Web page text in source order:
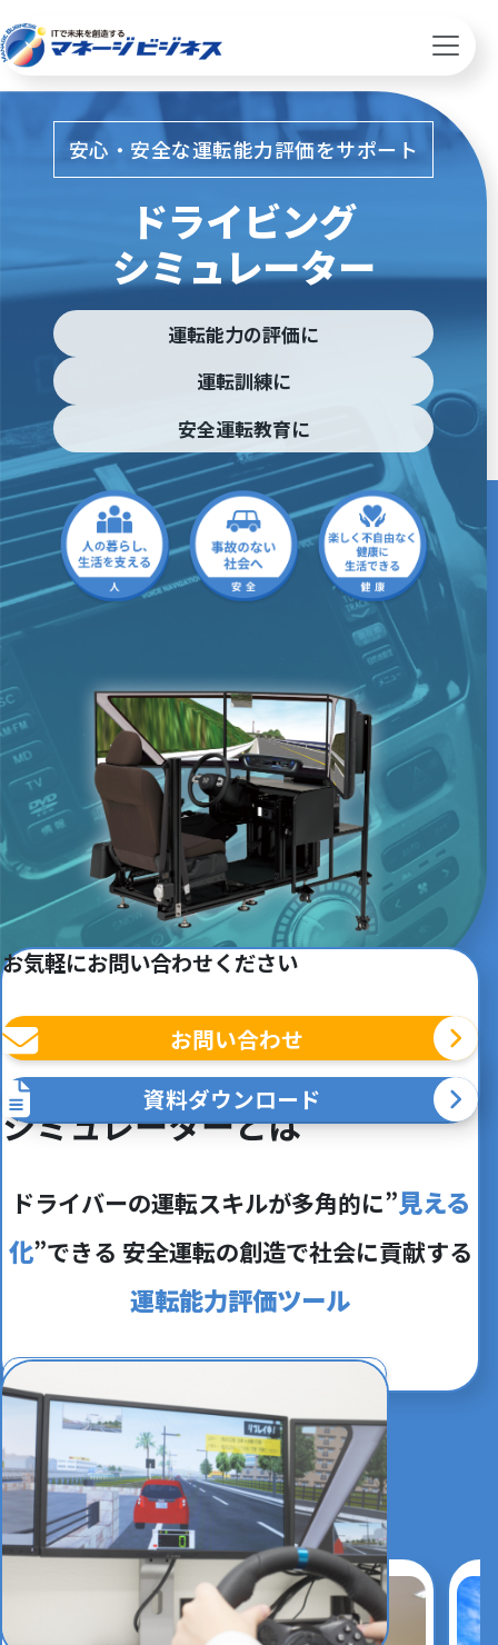
安心・安全な運転能力評価をサポート
ドライビング
シミュレーター
運転能力の評価に
運転訓練に
安全運転教育に
お気軽にお問い合わせください
お問い合わせ
資料ダウンロード
ドライビング
シミュレーターとは
ドライバーの運転スキルが多角的に”見える
化”できる 安全運転の創造で社会に貢献する
運転能力評価ツール
活用事例
SCENE